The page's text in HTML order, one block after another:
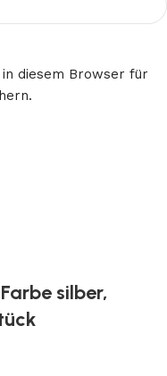
diesem Browser für
silber,